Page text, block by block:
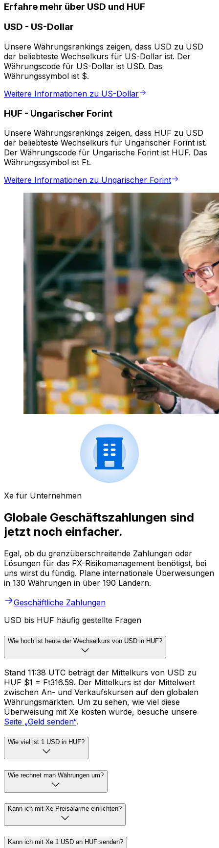
Erfahre mehr über USD und HUF
USD - US-Dollar
Unsere Währungsrankings zeigen, dass USD zu USD
der beliebteste Wechselkurs für US-Dollar ist. Der
Währungscode für US-Dollar ist USD. Das
Währungssymbol ist $.
Weitere Informationen zu US-Dollar
HUF - Ungarischer Forint
Unsere Währungsrankings zeigen, dass HUF zu USD
der beliebteste Wechselkurs für Ungarischer Forint ist.
Der Währungscode für Ungarische Forint ist HUF. Das
Währungssymbol ist Ft.
Weitere Informationen zu Ungarischer Forint
Xe für Unternehmen
Globale Geschäftszahlungen sind
jetzt noch einfacher.
Egal, ob du grenzüberschreitende Zahlungen oder
Lösungen für das FX-Risikomanagement benötigst, bei
uns wirst du fündig. Plane internationale Überweisungen
in 130 Währungen in über 190 Ländern.
Geschäftliche Zahlungen
USD bis HUF häufig gestellte Fragen
Wie hoch ist heute der Wechselkurs von USD in HUF?
Stand 11:38 UTC beträgt der Mittelkurs von USD zu
HUF $1 = Ft316.59. Der Mittelkurs ist der Mittelwert
zwischen An- und Verkaufskursen auf den globalen
Währungsmärkten. Um zu sehen, wie viel diese
Überweisung mit Xe kosten würde, besuche unsere
Seite „Geld senden“.
Wie viel ist 1 USD in HUF?
Wie rechnet man Währungen um?
Kann ich mit Xe Preisalarme einrichten?
Kann ich mit Xe 1 USD an HUF senden?